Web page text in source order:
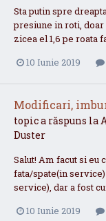
Sta putin spre
presiune in roti, doar
zicea el 1,6 pe roata
10 Iunie 2019
Modificari,
topic a răspuns la
Duster
Salut! Am facut si eu
fata/spate(in
service), dar a fost
10 Iunie 2019